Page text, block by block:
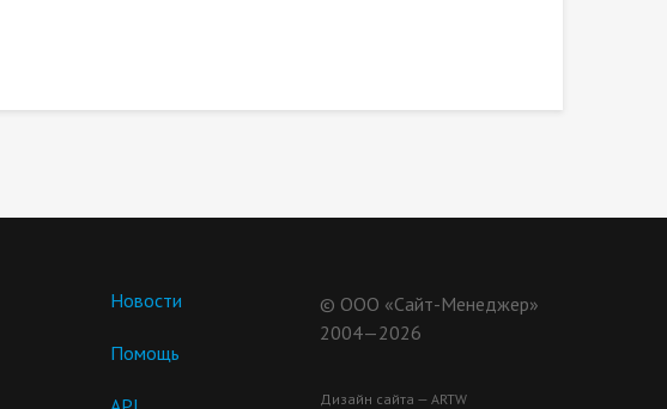
Новости
Помощь
© ООО «Сайт-Менеджер»
2004—2026
Дизайн сайта — ARTW